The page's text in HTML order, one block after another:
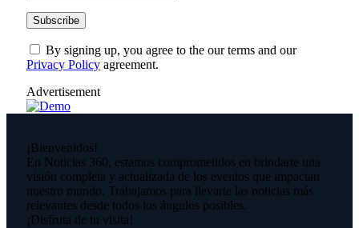
By signing up, you agree to the our terms and our
Privacy Policy agreement.
Advertisement
¡Bienvenidos!
En Noticias 360, estamos comprometidos en brindarte una
visión completa y actualizada de los eventos que impactan
nuestro mundo. Trabajamos para llevarte las noticias más
relevantes desde todos los ángulos posibles.
¡Disfruta de tu visita!